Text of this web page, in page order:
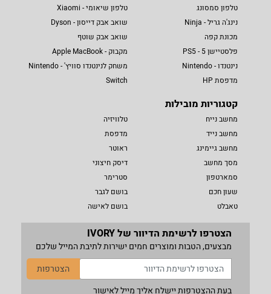
טלפון סמסונג
נינג'ה גריל - Ninja
מכונת קפה
פלסטיישן 5 - PS5
נינטנדו - Nintendo
מדפסת HP
טלפון שיאומי - Xiaomi
שואב אבק דייסון - Dyson
שואב אבק שוטף
מקבוק - Apple MacBook
משחק לנינטנדו סוויץ' - Nintendo
Switch
קטגוריות מובילות
מחשב נייח
מחשב נייד
מחשב גיימינג
מסך מחשב
סמארטפון
שעון חכם
טאבלט
טלוויזיה
מדפסת
ראוטר
דיסק חיצוני
סטרימר
בושם לגבר
בושם לאישה
הצטרפו לרשימת הדיוור של IVORY
מבצעים, הטבות ומוצרים חמים ישירות לתיבת המייל שלכם
הצטרפות
בעת ההצטרפות יישלח אליך מייל לאישור